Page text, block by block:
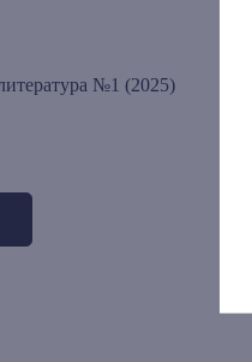
№1 (2025)